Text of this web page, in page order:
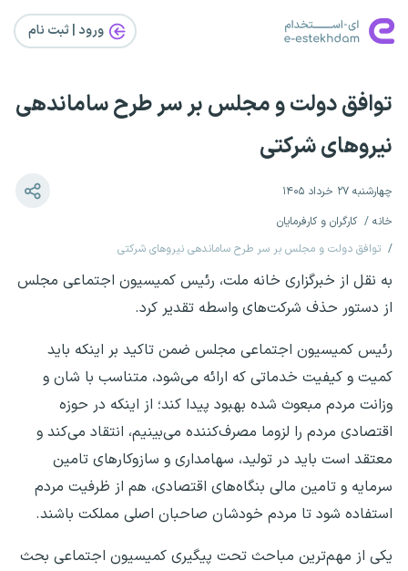
ورود | ثبت‌ نام
توافق دولت و مجلس بر سر طرح ساماندهی
نیروهای شرکتی
چهارشنبه ۲۷ خرداد ۱۴۰۵
خانه
کارگران و کارفرمایان
توافق دولت و مجلس بر سر طرح ساماندهی نیروهای شرکتی
به نقل از خبرگزاری خانه ملت، رئیس کمیسیون اجتماعی مجلس
از دستور حذف شرکت‌های واسطه تقدیر کرد.
رئیس کمیسیون اجتماعی مجلس ضمن تاکید بر اینکه باید
کمیت و کیفیت خدماتی که ارائه می‌شود، متناسب با شان و
وزانت مردم مبعوث شده بهبود پیدا کند؛ از اینکه در حوزه
اقتصادی مردم را لزوما مصرف‌کننده می‌بینیم، انتقاد می‌کند و
معتقد است باید در تولید، سهامداری و سازوکارهای تامین
سرمایه و تامین مالی بنگاه‌های اقتصادی، هم از ظرفیت مردم
استفاده شود تا مردم خودشان صاحبان اصلی مملکت باشند.
یکی از مهم‌ترین مباحث تحت پیگیری کمیسیون اجتماعی بحث